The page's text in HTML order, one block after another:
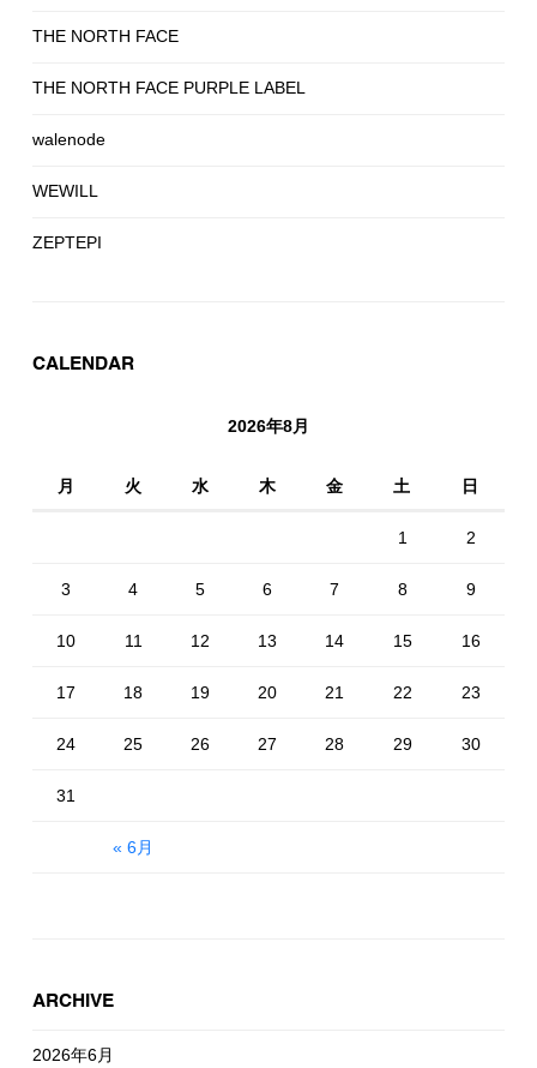
THE NORTH FACE
THE NORTH FACE PURPLE LABEL
walenode
WEWILL
ZEPTEPI
CALENDAR
2026年8月
月 火 水 木 金 土 日
« 6月
1 2
3 4 5 6 7 8 9
10 11 12 13 14 15 16
17 18 19 20 21 22 23
24 25 26 27 28 29 30
31
ARCHIVE
2026年6月